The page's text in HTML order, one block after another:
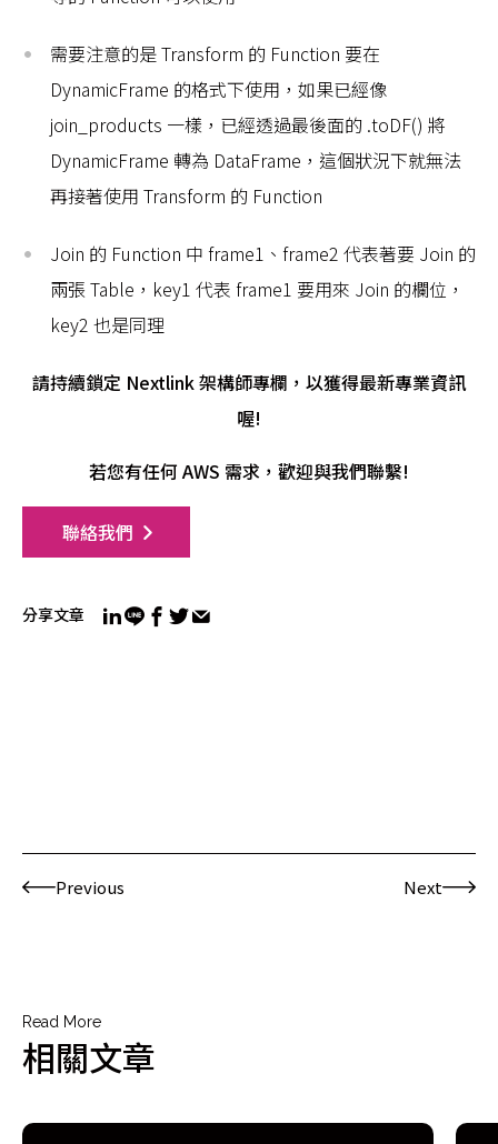
需要注意的是 Transform 的 Function 要在
DynamicFrame 的格式下使用，如果已經像
join_products 一樣，已經透過最後面的 .toDF() 將
DynamicFrame 轉為 DataFrame，這個狀況下就無法
再接著使用 Transform 的 Function
Join 的 Function 中 frame1、frame2 代表著要 Join 的
兩張 Table，key1 代表 frame1 要用來 Join 的欄位，
key2 也是同理
請持續鎖定 Nextlink 架構師專欄，以獲得最新專業資訊
喔!
若您有任何 AWS 需求，歡迎與我們聯繫!
聯絡我們
分享文章
Previous Next
Read More
相關文章